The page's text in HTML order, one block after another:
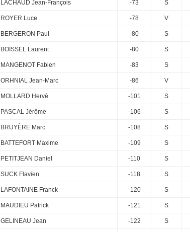
LACHAUD Jean-François -73 S
ROYER Luce -78 V
BERGERON Paul -80 S
BOISSEL Laurent -80 S
MANGENOT Fabien -83 S
ORHNIAL Jean-Marc -86 V
MOLLARD Hervé -101 S
PASCAL Jérôme -106 S
BRUYÈRE Marc -108 S
BATTEFORT Maxime -109 S
PETITJEAN Daniel -110 S
SUCK Flavien -118 S
LAFONTAINE Franck -120 S
MAUDIEU Patrick -121 S
GELINEAU Jean -122 S